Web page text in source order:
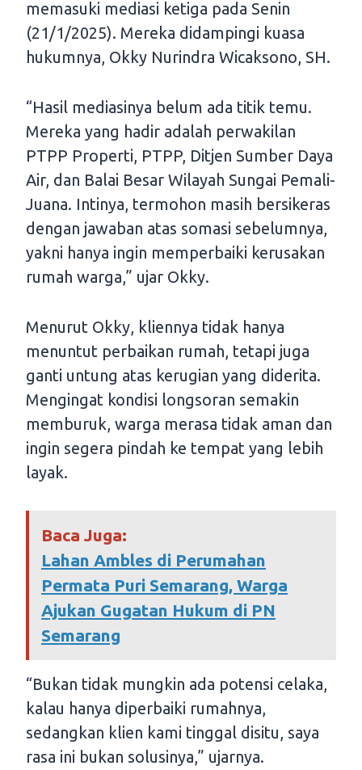
memasuki mediasi ketiga pada Senin
(21/1/2025). Mereka didampingi kuasa
hukumnya, Okky Nurindra Wicaksono, SH.
“Hasil mediasinya belum ada titik temu.
Mereka yang hadir adalah perwakilan
PTPP Properti, PTPP, Ditjen Sumber Daya
Air, dan Balai Besar Wilayah Sungai Pemali-
Juana. Intinya, termohon masih bersikeras
dengan jawaban atas somasi sebelumnya,
yakni hanya ingin memperbaiki kerusakan
rumah warga,” ujar Okky.
Menurut Okky, kliennya tidak hanya
menuntut perbaikan rumah, tetapi juga
ganti untung atas kerugian yang diderita.
Mengingat kondisi longsoran semakin
memburuk, warga merasa tidak aman dan
ingin segera pindah ke tempat yang lebih
layak.
Baca Juga:
Lahan Ambles di Perumahan
Permata Puri Semarang, Warga
Ajukan Gugatan Hukum di PN
Semarang
“Bukan tidak mungkin ada potensi celaka,
kalau hanya diperbaiki rumahnya,
sedangkan klien kami tinggal disitu, saya
rasa ini bukan solusinya,” ujarnya.